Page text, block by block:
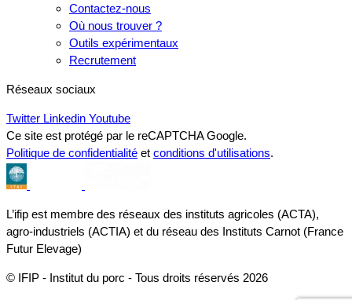
Contactez-nous
Où nous trouver ?
Outils expérimentaux
Recrutement
Réseaux sociaux
Twitter Linkedin Youtube
Ce site est protégé par le reCAPTCHA Google.
Politique de confidentialité et conditions d'utilisations.
L’ifip est membre des réseaux des instituts agricoles (ACTA),
agro-industriels (ACTIA) et du réseau des Instituts Carnot (France
Futur Elevage)
© IFIP - Institut du porc - Tous droits réservés 2026